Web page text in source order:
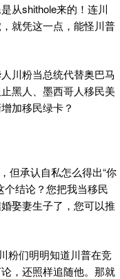
从shithole来的！连川
就凭这一点，能怪川普
川粉当总统代替奥巴马
黑人、墨西哥人移民美
加移民绿卡？
但承认自私怎么得出“你
个结论？您把我当移民
娶妻生子了，您可以推
粉们明明知道川普在竞
，还照样追随他。那就